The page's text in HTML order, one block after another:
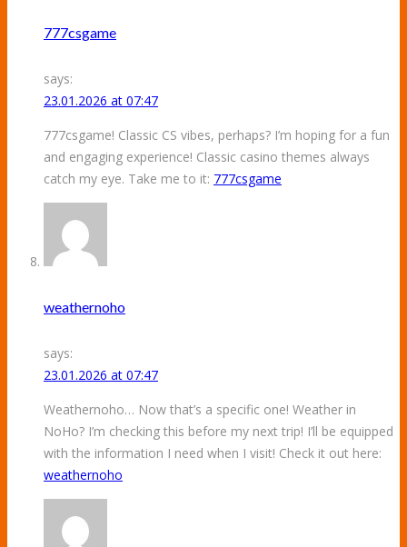
777csgame
says:
23.01.2026 at 07:47
777csgame! Classic CS vibes, perhaps? I’m hoping for a fun
and engaging experience! Classic casino themes always
catch my eye. Take me to it: 777csgame
weathernoho
says:
23.01.2026 at 07:47
Weathernoho… Now that’s a specific one! Weather in
NoHo? I’m checking this before my next trip! I’ll be equipped
with the information I need when I visit! Check it out here:
weathernoho